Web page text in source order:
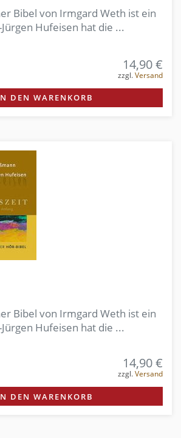
Bibel von Irmgard Weth ist ein
Hufeisen hat die ...
14,90 €
zzgl.Versand
DEN WARENKORB
Bibel von Irmgard Weth ist ein
Hufeisen hat die ...
14,90 €
zzgl.Versand
DEN WARENKORB